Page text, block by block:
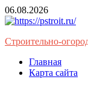
Перейти
к
06.08.2026
Строительно-
Главная
Карта сайта